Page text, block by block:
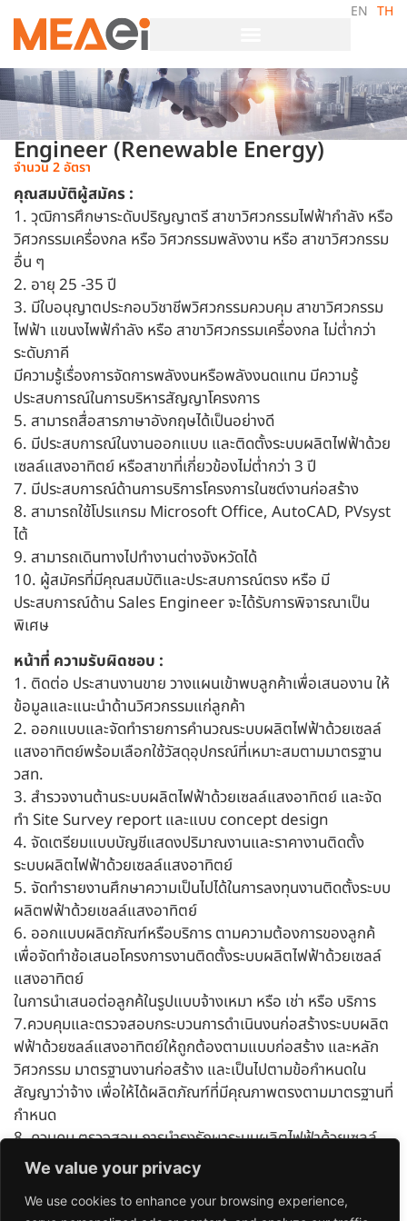
We value your privacy
We use cookies to enhance your browsing experience,
EN TH
Engineer (Renewable Energy)
จำนวน 2 อัตรา
คุณสมบัติผู้สมัคร :
1. วุฒิการศึกษาระดับปริญญาตรี สาขาวิศวกรรมไฟฟ้ากำลัง หรือ
วิศวกรรมเครื่องกล หรือ วิศวกรรมพลังงาน หรือ สาขาวิศวกรรม
อื่น ๆ
2. อายุ 25 -35 ปี
3. มีใบอนุญาตประกอบวิชาชีพวิศวกรรมควบคุม สาขาวิศวกรรม
ไฟฟ้า แขนงไพฟ้กำลัง หรือ สาขาวิศวกรรมเครื่องกล ไม่ต่ำกว่า
ระดับภาคี
มีความรู้เรื่องการจัดการพลังงนหรือพลังงนดแทน มีความรู้
ประสบการณ์ในการบริหารสัญญาโครงการ
5. สามารถสื่อสารภาษาอังกฤษได้เป็นอย่างดี
6. มีประสบการณ์ในงานออกแบบ และติดตั้งระบบผลิตไฟฟ้าด้วย
เซลล์แสงอาทิตย์ หรือสาขาที่เกี่ยวข้องไม่ต่ำกว่า 3 ปี
7. มีประสบการณ์ด้านการบริการโครงการในซต์งานก่อสร้าง
8. สามารถใช้โปรแกรม Microsoft Office, AutoCAD, PVsyst
ไต้
9. สามารถเดินทางไปทำงานต่างจังหวัดได้
10. ผู้สมัครที่มีคุณสมบัติและประสบการณ์ตรง หรือ มี
ประสบการณ์ด้าน Sales Engineer จะได้รับการพิจารณาเป็น
พิเศษ
หน้าที่ ความรับผิดชอบ :
1. ติดต่อ ประสานงานขาย วางแผนเข้าพบลูกค้าเพื่อเสนองาน ให้
ข้อมูลและแนะนำด้านวิศวกรรมแก่ลูกค้า
2. ออกแบบและจัดทำรายการคำนวณระบบผลิตไฟฟ้าด้วยเซลล์
แสงอาทิตย์พร้อมเลือกใช้วัสดุอุปกรณ์ที่เหมาะสมตามมาตรฐาน
วสท.
3. สำรวจงานต้านระบบผลิตไฟฟ้าด้วยเซลล์แสงอาทิตย์ และจัด
ทำ Site Survey report และแบบ concept design
4. จัดเตรียมแบบบัญชีแสดงปริมาณงานและราคางานติดตั้ง
ระบบผลิตไฟฟ้าด้วยเซลล์แสงอาทิตย์
5. จัดทำรายงานศึกษาความเป็นไปได้ในการลงทุนงานติดตั้งระบบ
ผลิตฟฟ้าด้วยเชลล์แสงอาทิตย์
6. ออกแบบผลิตภัณฑ์หรือบริการ ตามความต้องการของลูกค้
เพื่อจัดทำช้อเสนอโครงการงานติดตั้งระบบผลิตไฟฟ้าด้วยเซลล์
แสงอาทิตย์
ในการนำเสนอต่อลูกค้ในรูปแบบจ้างเหมา หรือ เช่า หรือ บริการ
7.ควบคุมและตรวจสอบกระบวนการดำเนินงนก่อสร้างระบบผลิต
ฟฟ้าด้วยซลล์แสงอาทิตย์ให้ถูกต้องตามแบบก่อสร้าง และหลัก
วิศวกรรม มาตรฐานงานก่อสร้าง และเป็นไปตามข้อกำหนดใน
สัญญาว่าจ้าง เพื่อให้ได้ผลิตภัณฑ์ที่มีคุณภาพตรงตามมาตรฐานที่
กำหนด
8. ควบคุม ตรวจสอบ การบำรุงรักษาระบบผลิตไฟฟ้าด้วยเซลล์
แสงอทิตย์จัดทำบัญชีอุปกรณ์หลักของระบบ พร้อมจัดทำรา
9. ควบคุม ตรวจสอบ ติดตามและวิเคราะห์ผลการผลิตไฟฟ้าระบบ